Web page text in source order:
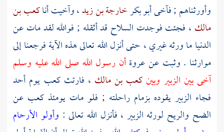
وأورثناهم ; فآخىأبو بكرخارجة بن زيد، وآخيت أناكعب بن
مالك ، فجئت فوجدت السلاح قد أثقله ; فوالله لقد مات عن
الدنيا ما ورثه غيري ، حتى أنزل الله تعالى هذه الآية فرجعنا إلى
موارثنا . وثبت عنعروةأن رسول الله صلى الله عليه وسلم
آخى بين الزبير وبينكعب بن مالك ، فارتثكعب يوم أحد
فجاء الزبيريقوده بزمام راحلته ; فلو مات يومئذ كعب عن
الضح والريح لورثه الزبير ، فأنزل الله تعالى : وأولو الأرحام